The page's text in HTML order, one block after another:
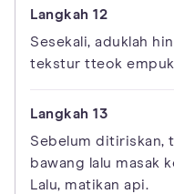
Sesekali, aduklah
tekstur tteok
Sebelum ditiriskan,
bawang lalu masak
Lalu, matikan api.